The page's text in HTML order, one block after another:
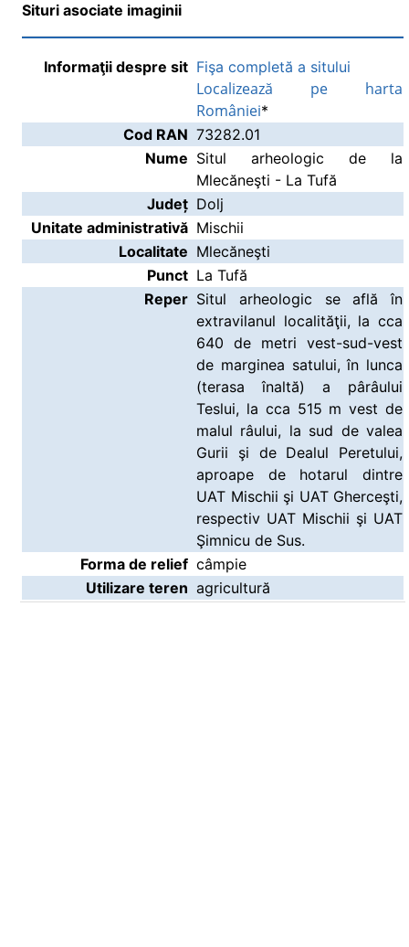
Situri asociate imaginii
Informaţii despre sit Fişa completă a sitului
Localizează pe harta
României*
Cod RAN 73282.01
Nume Situl arheologic de la
Mlecăneşti - La Tufă
Județ Dolj
Unitate administrativă Mischii
Localitate Mlecăneşti
Punct La Tufă
Reper Situl arheologic se află în
extravilanul localităţii, la cca
640 de metri vest-sud-vest
de marginea satului, în lunca
(terasa înaltă) a pârâului
Teslui, la cca 515 m vest de
malul râului, la sud de valea
Gurii şi de Dealul Peretului,
aproape de hotarul dintre
UAT Mischii şi UAT Gherceşti,
respectiv UAT Mischii şi UAT
Şimnicu de Sus.
Forma de relief câmpie
Utilizare teren agricultură